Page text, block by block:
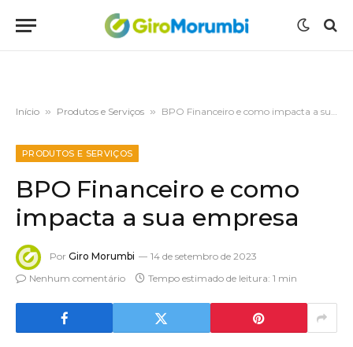
Início » Produtos e Serviços » BPO Financeiro e como impacta a sua empresa
PRODUTOS E SERVIÇOS
BPO Financeiro e como
impacta a sua empresa
Por Giro Morumbi
14 de setembro de 2023
Nenhum comentário
Tempo estimado de leitura: 1 min